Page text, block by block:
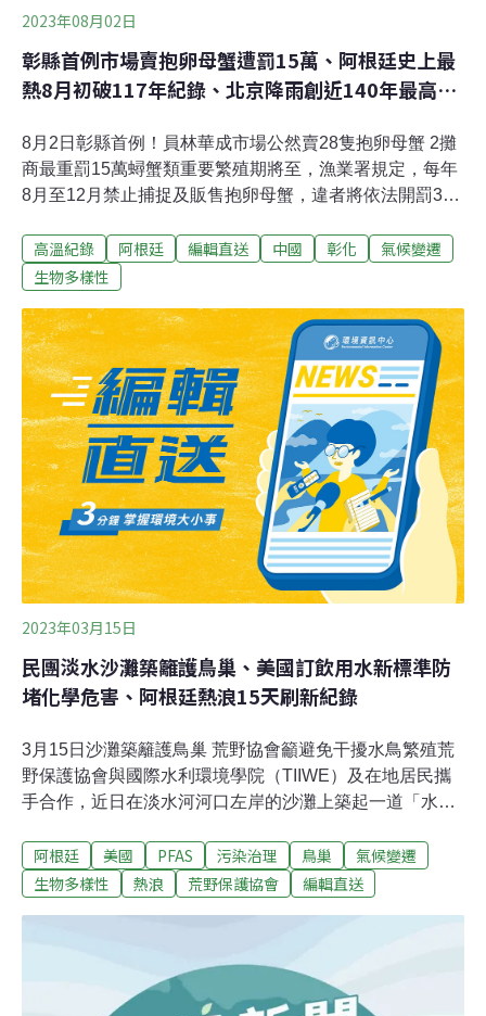
2023年08月02日
彰縣首例市場賣抱卵母蟹遭罰15萬、阿根廷史上最
熱8月初破117年紀錄、北京降雨創近140年最高紀
8月2日彰縣首例！員林華成市場公然賣28隻抱卵母蟹 2攤
商最重罰15萬蟳蟹類重要繁殖期將至，漁業署規定，每年
8月至12月禁止捕捉及販售抱卵母蟹，違者將依法開罰3萬
二漁貨攤繼續公然販售抱卵母蟹，共28隻，稽查人員到
場，攤商卻辯稱「不知道不能賣」，稽查人員立刻開單取
首創光電儀器檢測台北市近年加強路邊攔查烏賊車，過去
檢測儀器所需電力是由汽油發電機供應，遭外界質疑不夠
環保，環保局今（2023）年引進可撓式太陽能板發電，不
僅是全國首創，且攜帶方便，發電量足可供一天攔查，與
汽油發電機相比，一年可減少690公斤二氧化碳。專家指
出，希望北市創舉的政策推廣到全國，減碳效果更明顯。
（聯合報報導）
高溫紀錄 阿根廷 編輯直送 中國 彰化
氣候變遷
生物多樣性
2023年03月15日
民團淡水沙灘築籬護鳥巢、美國訂飲用水新標準防
堵化學危害、阿根廷熱浪15天刷新紀錄
3月15日沙灘築籬護鳥巢 荒野協會籲避免干擾水鳥繁殖荒
野保護協會與國際水利環境學院（TIIWE）及在地居民攜
手合作，近日在淡水河河口左岸的沙灘上築起一道「水鳥
呼籲民眾避免次期間將車輛駛入沙灘及辦理淨灘活動，以
免干擾育雛或輾壓鳥蛋。荒野保護協會已連續三年在淡水
瑞穗鄉「公園化公墓」因供骨灰（骸）存放處所已不足，
在考量興建納骨塔經費高、地點取得不易、建造費時等因
阿根廷 美國 PFAS 污染治理 鳥巢
氣候變遷
生物多樣性
熱浪 荒野保護協會 編輯直送